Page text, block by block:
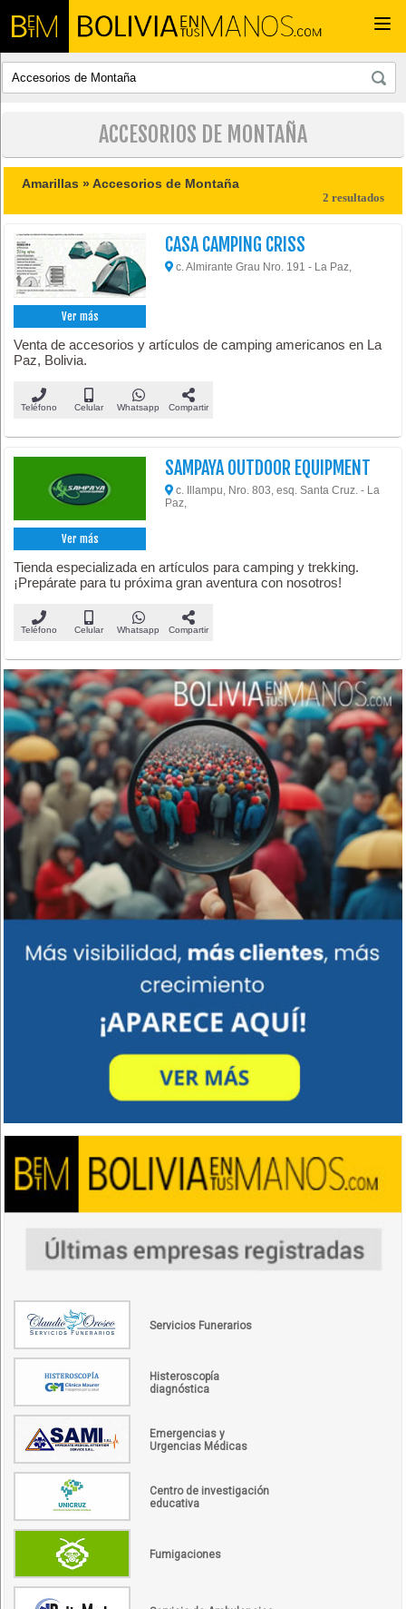
ACCESORIOS DE MONTAÑA
Amarillas »Accesorios de Montaña
2 resultados
Ver más
CASA CAMPING CRISS
c. Almirante Grau Nro. 191 - La Paz,
Venta de accesorios y artículos de camping americanos en La
Paz, Bolivia.
Teléfono Celular Whatsapp Compartir
Ver más
SAMPAYA OUTDOOR EQUIPMENT
c. Illampu, Nro. 803, esq. Santa Cruz. - La
Paz,
Tienda especializada en artículos para camping y trekking.
¡Prepárate para tu próxima gran aventura con nosotros!
Teléfono Celular Whatsapp Compartir
Servicios Funerarios
Histeroscopía
diagnóstica
Emergencias y
Urgencias Médicas
Centro de investigación
educativa
Fumigaciones